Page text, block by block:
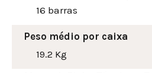
16 barras
Peso médio por caixa
19.2 Kg